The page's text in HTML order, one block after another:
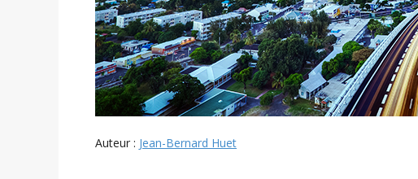
Auteur : Jean-Bernard Huet